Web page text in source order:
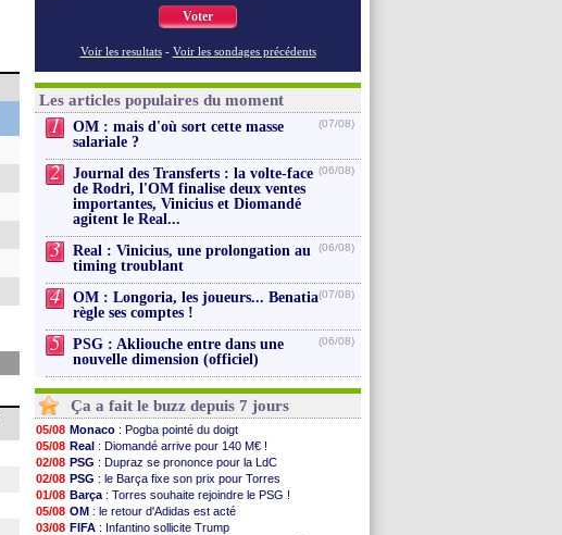
Voter
Voir les resultats - Voir les sondages précédents
Les articles populaires du moment
1
OM : mais d'où sort cette masse
salariale ?
(07/08)
2
Journal des Transferts : la volte-face
de Rodri, l'OM finalise deux ventes
importantes, Vinicius et Diomandé
agitent le Real...
(06/08)
3
Real : Vinicius, une prolongation au
timing troublant
(06/08)
4
OM : Longoria, les joueurs... Benatia
règle ses comptes !
(07/08)
5
PSG : Akliouche entre dans une
nouvelle dimension (officiel)
(06/08)
Ça a fait le buzz depuis 7 jours
05/08 Monaco : Pogba pointé du doigt
05/08 Real : Diomandé arrive pour 140 M€ !
02/08 PSG : Dupraz se prononce pour la LdC
02/08 PSG : le Barça fixe son prix pour Torres
01/08 Barça : Torres souhaite rejoindre le PSG !
05/08 OM : le retour d'Adidas est acté
03/08 FIFA : Infantino sollicite Trump